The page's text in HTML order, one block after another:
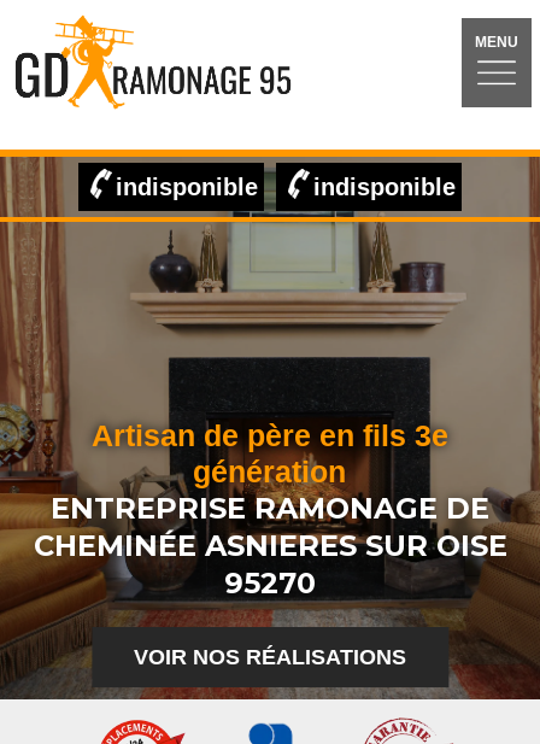
MENU
indisponible indisponible
Artisan de père en fils 3e
génération
ENTREPRISE RAMONAGE DE
CHEMINÉE ASNIERES SUR OISE
95270
VOIR NOS RÉALISATIONS